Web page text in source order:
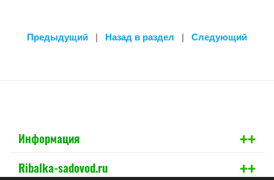
Предыдущий | Назад в раздел | Следующий
Информация +
+
Ribalka-sadovod.ru +
+